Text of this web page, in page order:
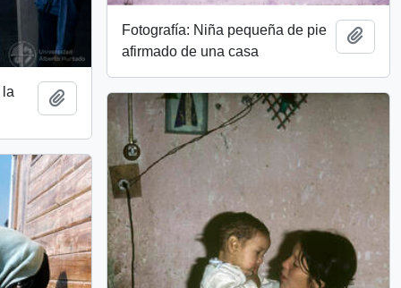
Fotografía: Niña pequeña de pie
afirmado de una casa
Add
Add to clipboard